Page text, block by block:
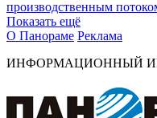
производственным
Показать ещё
О Панораме Реклама
ИНФОРМАЦИОННЫЙ